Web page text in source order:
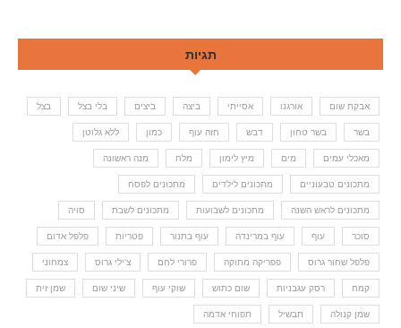
תגיות
אבקת שום אורגנו אסייתי ביצה ביצים בלי בצל בצל
בשר בשר טחון דבש חזה עוף כמון ללא גלוטן
מאכלי עמים מים מיץ לימון מלח מנה ראשונה
מתכונים טבעוניים מתכונים לילדים מתכונים לפסח
מתכונים לראש השנה מתכונים לשבועות מתכונים לשבת סויה
סוכר עוף עוף במרינדה עוף בתנור פטריות פלפל אדום
פלפל שחור גרוס פפריקה מתוקה פרורי לחם צ'ילי גרוס צמחוני
קמח רסק עגבניות שום כתוש שוקי עוף שיני שום שמן זית
שמן קנולה תבשיל תפוחי אדמה